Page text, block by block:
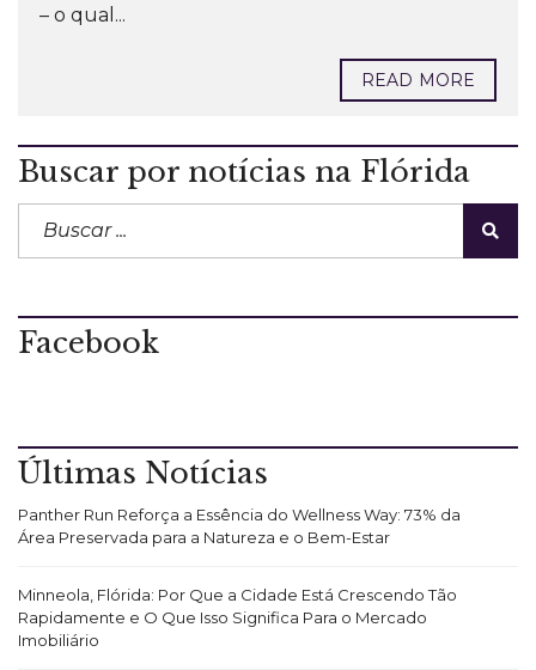
– o qual...
READ MORE
Buscar por notícias na Flórida
Facebook
Últimas Notícias
Panther Run Reforça a Essência do Wellness Way: 73% da
Área Preservada para a Natureza e o Bem-Estar
Minneola, Flórida: Por Que a Cidade Está Crescendo Tão
Rapidamente e O Que Isso Significa Para o Mercado
Imobiliário